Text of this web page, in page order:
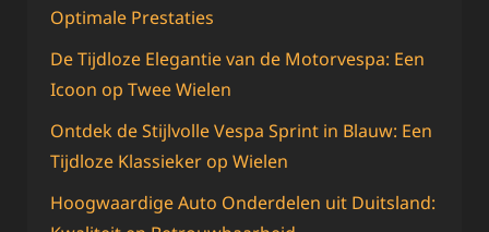
Optimale Prestaties
De Tijdloze Elegantie van de Motorvespa: Een
Icoon op Twee Wielen
Ontdek de Stijlvolle Vespa Sprint in Blauw: Een
Tijdloze Klassieker op Wielen
Hoogwaardige Auto Onderdelen uit Duitsland: